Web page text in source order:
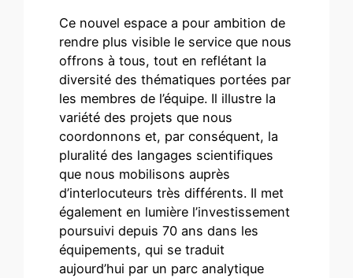
Ce nouvel espace a pour ambition de
rendre plus visible le service que nous
offrons à tous, tout en reflétant la
diversité des thématiques portées par
les membres de l’équipe. Il illustre la
variété des projets que nous
coordonnons et, par conséquent, la
pluralité des langages scientifiques
que nous mobilisons auprès
d’interlocuteurs très différents. Il met
également en lumière l’investissement
poursuivi depuis 70 ans dans les
équipements, qui se traduit
aujourd’hui par un parc analytique